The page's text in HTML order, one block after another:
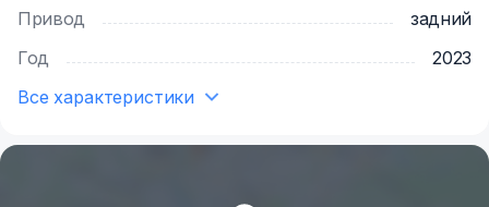
Привод
задний
Год
2023
Все характеристики